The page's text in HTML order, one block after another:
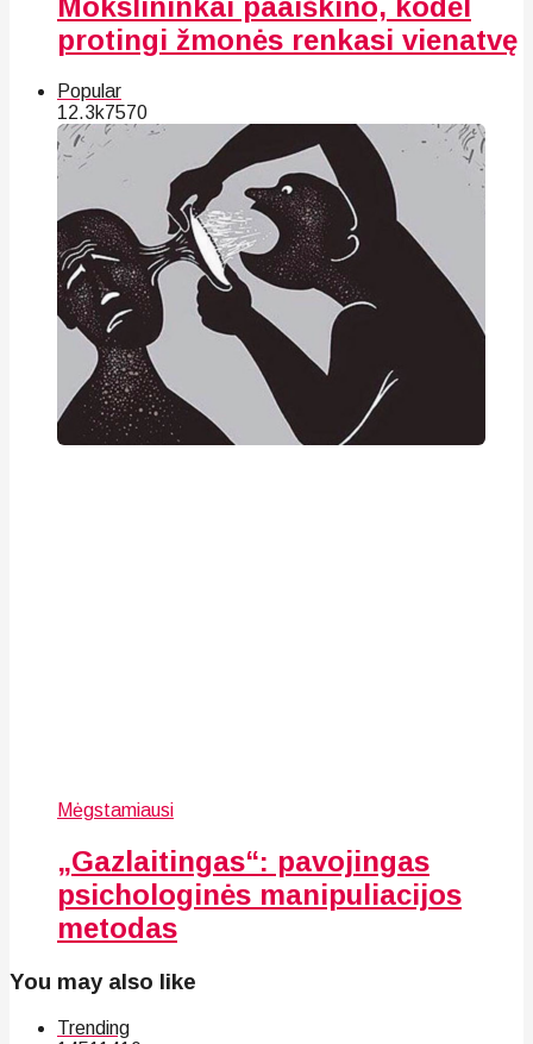
Mokslininkai paaiškino, kodėl
protingi žmonės renkasi vienatvę
Popular
12.3k7570
Mėgstamiausi
„Gazlaitingas“: pavojingas
psichologinės manipuliacijos
metodas
You may also like
Trending